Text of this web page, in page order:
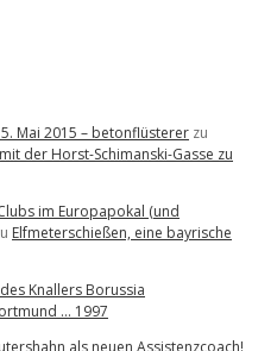
Mai 2015 – betonflüsterer zu
der Horst-Schimanski-Gasse zu
im Europapokal (und
Elfmeterschießen, eine bayrische
Knallers Borussia
… 1997
als neuen Assistenzcoach!